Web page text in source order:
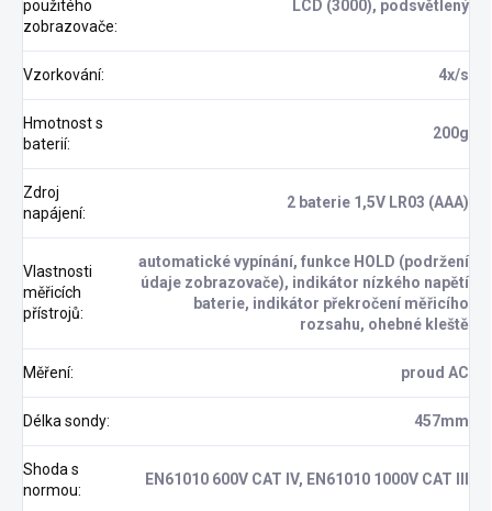
použitého
zobrazovače:
LCD (3000), podsvětlený
Vzorkování: 4x/s
Hmotnost s
baterií:
200g
Zdroj
napájení:
2 baterie 1,5V LR03 (AAA)
Vlastnosti
měřicích
přístrojů:
automatické vypínání, funkce HOLD (podržení
údaje zobrazovače), indikátor nízkého napětí
baterie, indikátor překročení měřicího
rozsahu, ohebné kleště
Měření: proud AC
Délka sondy: 457mm
Shoda s
normou:
EN61010 600V CAT IV, EN61010 1000V CAT III